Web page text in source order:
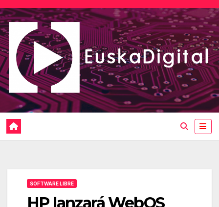
Saltar
al
contenido
SOFTWARE LIBRE
HP lanzará WebOS